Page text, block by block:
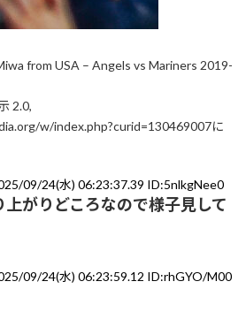
from USA – Angels vs Mariners 2019-
2.0,
w/index.php?curid=130469007に
09/24(水) 06:23:37.39 ID:5nlkgNee0
がりどころなので様子見して
09/24(水) 06:23:59.12 ID:rhGYO/M00